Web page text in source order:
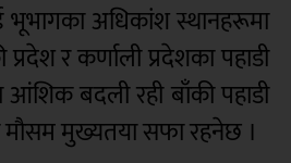
भूभागका अधिकांश स्थानहरूमा
र कर्णाली प्रदेशका पहाडी
आंशिक बदली रही बाँकी पहाडी
मौसम मुख्यतया सफा रहनेछ ।